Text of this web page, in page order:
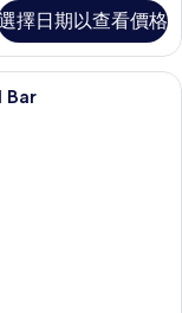
擇日期以查看價格
及棉床單、高級寢具、客
Bar